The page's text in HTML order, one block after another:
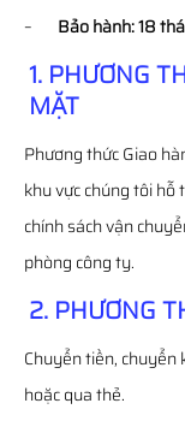
– Bảo hành: 18
1. PHƯƠNG
MẶT
Phương thức Giao
khu vực chúng tôi
chính sách vận
phòng công ty.
2. PHƯƠNG
Chuyển tiền,
hoặc qua thẻ.